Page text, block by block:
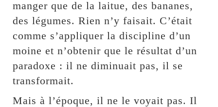
manger que de la laitue, des bananes,
des légumes. Rien n’y faisait. C’était
comme s’appliquer la discipline d’un
moine et n’obtenir que le résultat d’un
paradoxe : il ne diminuait pas, il se
transformait.
Mais à l’époque, il ne le voyait pas. Il